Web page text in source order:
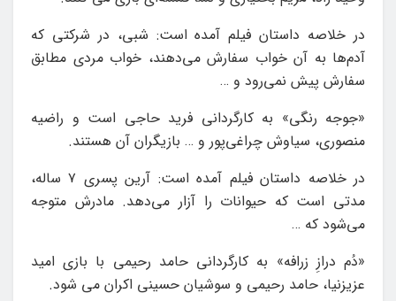
در خلاصه داستان فیلم آمده است: شبی، در شرکتی که
آدم‌ها به آن خواب سفارش می‌دهند، خواب مردی مطابق
سفارش پیش نمی‌رود و …
«جوجه رنگی» به کارگردانی فرید حاجی است و راضیه
منصوری، سیاوش چراغی‌پور و … بازیگران آن هستند.
در خلاصه داستان فیلم آمده است: آرین پسری ۷ ساله،
مدتی است که حیوانات را آزار می‌دهد. مادرش متوجه
می‌شود که …
«دُم درازِ زرافه» به کارگردانی حامد رحیمی با بازی امید
عزیزنیا، حامد رحیمی و سوشیان حسینی اکران می شود.